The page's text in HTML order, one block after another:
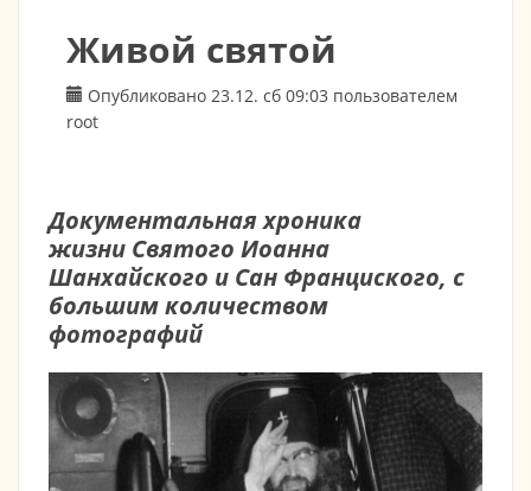
Живой святой
Опубликовано 23.12. сб 09:03 пользователем
root
Документальная хроника
жизни Святого Иоанна
Шанхайского и Сан Франциского, с
большим количеством
фотографий